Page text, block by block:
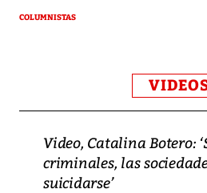
COLUMNISTAS
Video, Catalina Botero:
criminales, las
suicidarse’